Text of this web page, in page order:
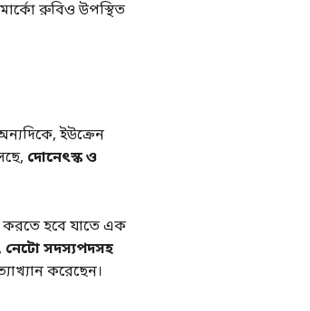
রুবিও উপস্থিত
ইউক্রেন
দোনেৎস্ক ও
করতে হবে যাতে এক
নেটো সদস্যপদসহ
করেছেন।